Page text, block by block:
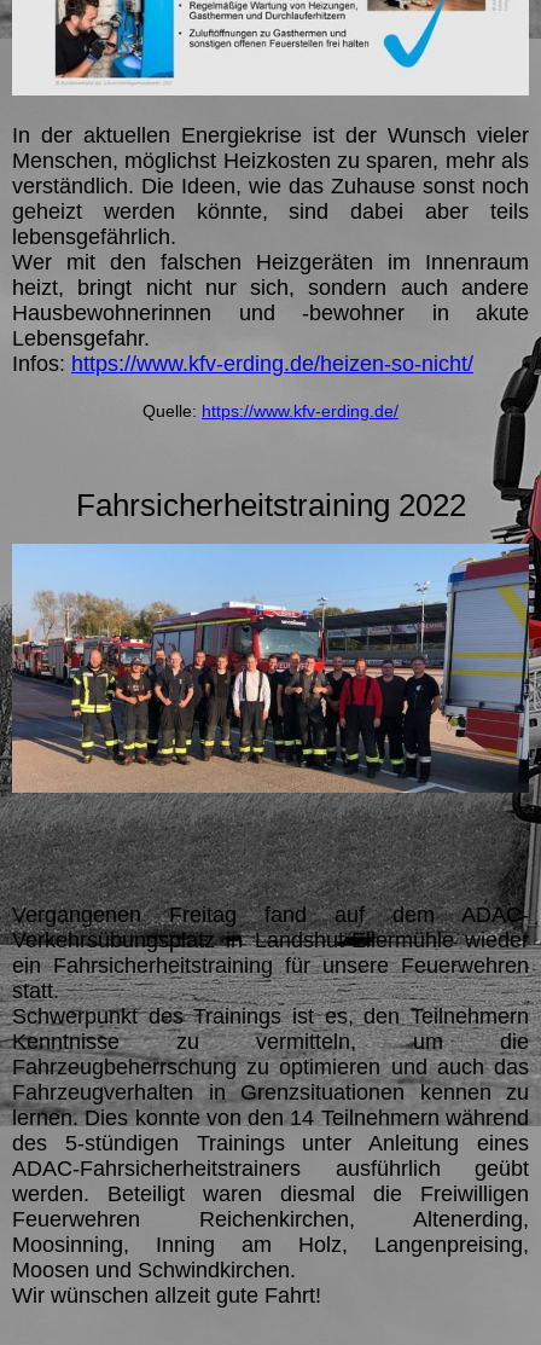
In der aktuellen Energiekrise ist der Wunsch vieler
Menschen, möglichst Heizkosten zu sparen, mehr als
verständlich. Die Ideen, wie das Zuhause sonst noch
geheizt werden könnte, sind dabei aber teils
lebensgefährlich.
Wer mit den falschen Heizgeräten im Innenraum
heizt, bringt nicht nur sich, sondern auch andere
Hausbewohnerinnen und -bewohner in akute
Lebensgefahr.
Infos: https://www.kfv-erding.de/heizen-so-nicht/
Quelle: https://www.kfv-erding.de/
Fahrsicherheitstraining 2022
Vergangenen Freitag fand auf dem ADAC-
Verkehrsübungsplatz in Landshut-Ellermühle wieder
ein Fahrsicherheitstraining für unsere Feuerwehren
statt.
Schwerpunkt des Trainings ist es, den Teilnehmern
Kenntnisse zu vermitteln, um die
Fahrzeugbeherrschung zu optimieren und auch das
Fahrzeugverhalten in Grenzsituationen kennen zu
lernen. Dies konnte von den 14 Teilnehmern während
des 5-stündigen Trainings unter Anleitung eines
ADAC-Fahrsicherheitstrainers ausführlich geübt
werden. Beteiligt waren diesmal die Freiwilligen
Feuerwehren Reichenkirchen, Altenerding,
Moosinning, Inning am Holz, Langenpreising,
Moosen und Schwindkirchen.
Wir wünschen allzeit gute Fahrt!